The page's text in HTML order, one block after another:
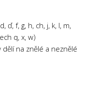
ď, f, g, h, ch, j, k, l, m,
q, x, w)
na znělé a neznělé